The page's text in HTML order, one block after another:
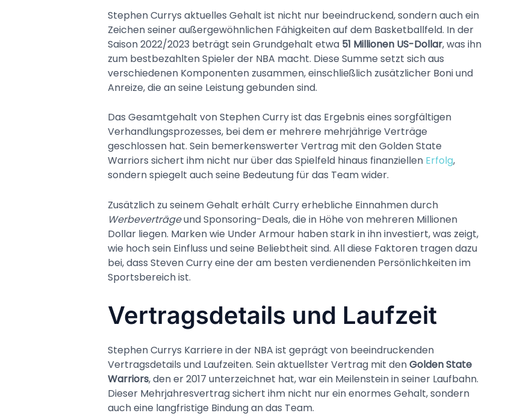
Stephen Currys aktuelles Gehalt ist nicht nur beeindruckend, sondern auch ein
Zeichen seiner außergewöhnlichen Fähigkeiten auf dem Basketballfeld. In der
Saison 2022/2023 beträgt sein Grundgehalt etwa 51 Millionen US-Dollar, was ihn
zum bestbezahlten Spieler der NBA macht. Diese Summe setzt sich aus
verschiedenen Komponenten zusammen, einschließlich zusätzlicher Boni und
Anreize, die an seine Leistung gebunden sind.
Das Gesamtgehalt von Stephen Curry ist das Ergebnis eines sorgfältigen
Verhandlungsprozesses, bei dem er mehrere mehrjährige Verträge
geschlossen hat. Sein bemerkenswerter Vertrag mit den Golden State
Warriors sichert ihm nicht nur über das Spielfeld hinaus finanziellen Erfolg,
sondern spiegelt auch seine Bedeutung für das Team wider.
Zusätzlich zu seinem Gehalt erhält Curry erhebliche Einnahmen durch
Werbeverträgeund Sponsoring-Deals, die in Höhe von mehreren Millionen
Dollar liegen. Marken wie Under Armour haben stark in ihn investiert, was zeigt,
wie hoch sein Einfluss und seine Beliebtheit sind. All diese Faktoren tragen dazu
bei, dass Steven Curry eine der am besten verdienenden Persönlichkeiten im
Sportsbereich ist.
Vertragsdetails und Laufzeit
Stephen Currys Karriere in der NBA ist geprägt von beeindruckenden
Vertragsdetails und Laufzeiten. Sein aktuellster Vertrag mit denGolden State
Warriors, den er 2017 unterzeichnet hat, war ein Meilenstein in seiner Laufbahn.
Dieser Mehrjahresvertrag sichert ihm nicht nur ein enormes Gehalt, sondern
auch eine langfristige Bindung an das Team.